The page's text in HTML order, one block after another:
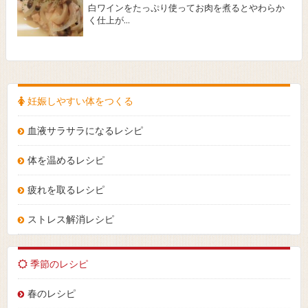
白ワインをたっぷり使ってお肉を煮るとやわらか
く仕上が...
妊娠しやすい体をつくる
血液サラサラになるレシピ
体を温めるレシピ
疲れを取るレシピ
ストレス解消レシピ
季節のレシピ
春のレシピ